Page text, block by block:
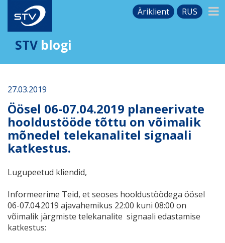
Äriklient RUS
STV blogi
27.03.2019
Öösel 06-07.04.2019 planeerivate
hooldustööde tõttu on võimalik
mõnedel telekanalitel signaali
katkestus.
Lugupeetud kliendid,
Informeerime Teid, et seoses hooldustöödega öösel
06-07.04.2019 ajavahemikus 22:00 kuni 08:00 on
võimalik järgmiste telekanalite signaali edastamise
katkestus: